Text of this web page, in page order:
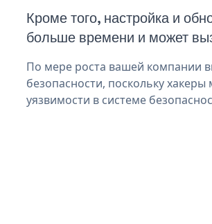
Кроме того, настройка и
больше времени и может
По мере роста вашей компании
безопасности, поскольку
уязвимости в системе